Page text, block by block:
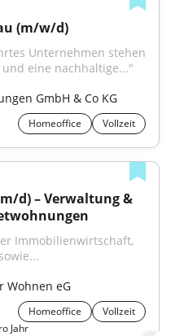
(m/w/d)
Unternehmen stehen
eine nachhaltige..."
GmbH & Co KG
Homeoffice Vollzeit
d) – Verwaltung &
Immobilienwirtschaft,
Wohnen eG
Homeoffice
Vollzeit
Jahr